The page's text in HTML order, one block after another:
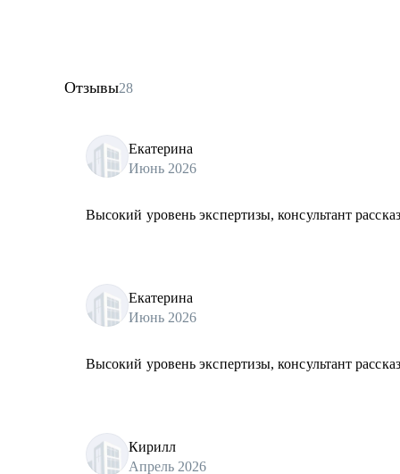
Отзывы28
Екатерина
Июнь 2026
Высокий уровень экспертизы, консультант
Екатерина
Июнь 2026
Высокий уровень экспертизы, консультант
Кирилл
Апрель 2026